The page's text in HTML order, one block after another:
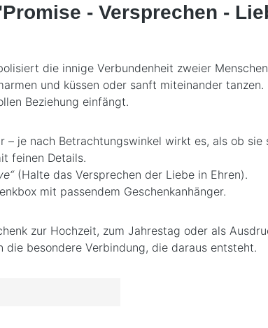
- Versprechen -
die innige Verbundenheit zweier
und küssen oder sanft miteinander
Beziehung einfängt.
– je nach Betrachtungswinkel wirkt es, als ob sie
feinen Details.
(Halte das Versprechen der Liebe in Ehren).
mit passendem Geschenkanhänger.
zur Hochzeit, zum Jahrestag oder als
besondere Verbindung, die daraus entsteht.